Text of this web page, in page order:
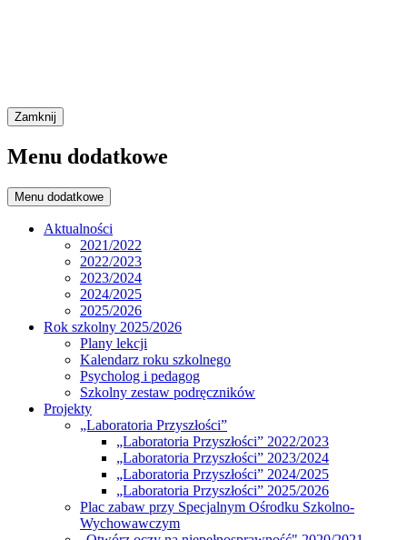
Zamknij
Menu dodatkowe
Menu dodatkowe
Aktualności
2021/2022
2022/2023
2023/2024
2024/2025
2025/2026
Rok szkolny 2025/2026
Plany lekcji
Kalendarz roku szkolnego
Psycholog i pedagog
Szkolny zestaw podręczników
Projekty
„Laboratoria Przyszłości”
„Laboratoria Przyszłości” 2022/2023
„Laboratoria Przyszłości” 2023/2024
„Laboratoria Przyszłości” 2024/2025
„Laboratoria Przyszłości” 2025/2026
Plac zabaw przy Specjalnym Ośrodku Szkolno-
Wychowawczym